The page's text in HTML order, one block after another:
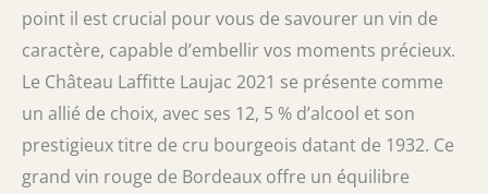
point il est crucial pour vous de savourer un vin de
caractère, capable d’embellir vos moments précieux.
Le Château Laffitte Laujac 2021 se présente comme
un allié de choix, avec ses 12, 5 % d’alcool et son
prestigieux titre de cru bourgeois datant de 1932. Ce
grand vin rouge de Bordeaux offre un équilibre